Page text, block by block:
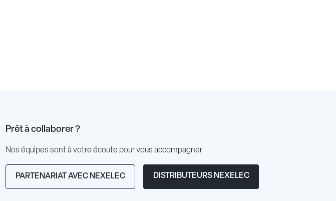
Prêt à collaborer ?
Nos équipes sont à votre écoute pour vous accompagner
PARTENARIAT AVEC NEXELEC DISTRIBUTEURS NEXELEC